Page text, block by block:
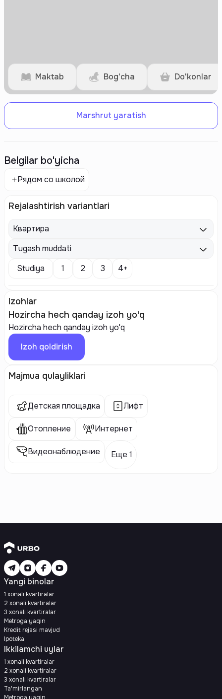
Maktab Bog'cha Do'konlar
Marshrut yaratish
Belgilar bo'yicha
Рядом со школой
Rejalashtirish variantlari
Квартира
Tugash muddati
Studiya
1 2 3 4+
Izohlar
Hozircha hech qanday izoh yo'q
Hozircha hech qanday izoh yo'q
Izoh qoldirish
Majmua qulayliklari
Детская площадка Лифт
Отопление Интернет
Видеонаблюдение Еще 1
Yangi binolar
1 xonali kvartiralar
2 xonali kvartiralar
3 xonali kvartiralar
Metroga yaqin
Kredit rejasi mavjud
Ipoteka
Ikkilamchi uylar
1 xonali kvartiralar
2 xonali kvartiralar
3 xonali kvartiralar
Ta'mirlangan